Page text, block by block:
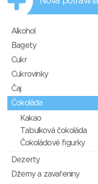
Alkohol
Bagety
Cukr
Cukrovinky
Čaj
Čokoláda
Kakao
Tabulková čokoláda
Čokoládové figurky
Dezerty
Džemy a zavařeniny